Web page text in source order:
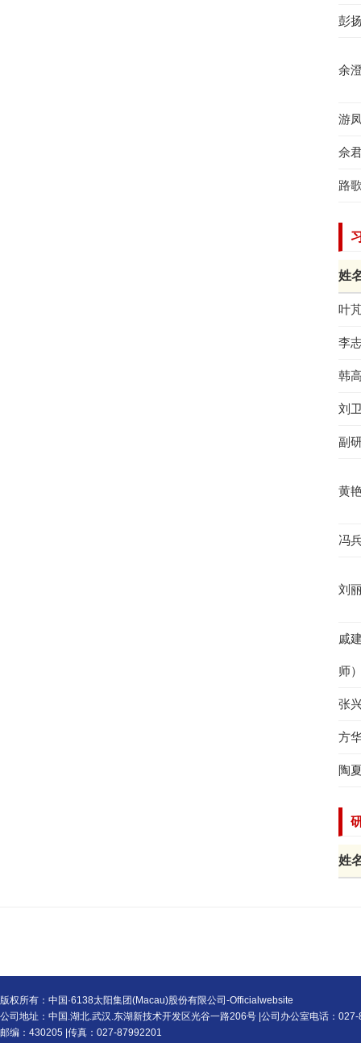
彭
余
游
佘
路
姓
叶
李
韩
刘
副
黄
冯
刘
戚
师
张
方
陶
姓
版权所有：中国·6138太阳集团(Macau)股份有限公司-Officialwebsite
公司地址：中国.湖北.武汉.东湖新技术开发区光谷一路206号 |公司办公室电话：
邮编：430205 |传真：027-87992201